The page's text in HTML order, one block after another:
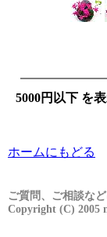
5000円以下 を
ホームにもどる
ご質問、ご相談な
Copyright (C) 2005